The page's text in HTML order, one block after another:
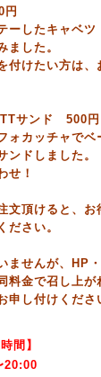
円
ーしたキャベ
ました。
付けたい方は、
サンド 500円
ォカッチャで
ンドしました。
せ！
文頂けると、お
ださい。
ませんが、HP
料金で召し上が
申し付けくださ
間】
20:00